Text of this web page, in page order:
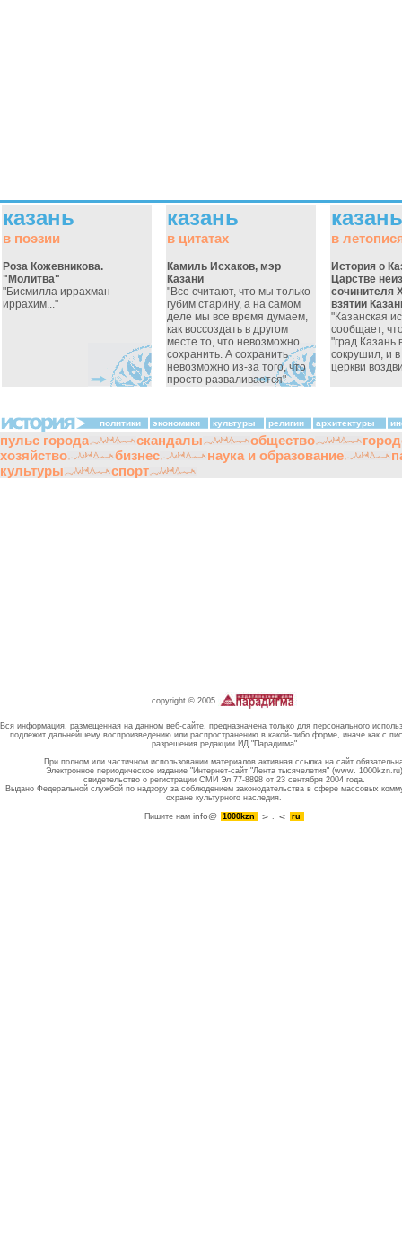
казань
в поэзии
Роза Кожевникова.
"Молитва"
"Бисмилла иррахман
иррахим..."
казань
в цитатах
Камиль Исхаков, мэр
Казани
"Все считают, что мы только
губим старину, а на самом
деле мы все время думаем,
как воссоздать в другом
месте то, что невозможно
сохранить. А сохранить
невозможно из-за того, что
просто разваливается"
казань
в
История о
Царстве
сочинителя
взятии
"Казанская
сообщает,
"град Казань
сокрушил, и
церкви
политики экономики культуры религии архитектуры
пульс города скандалы общество
хозяйство
бизнес наука и образование
культуры
спорт
copyright © 2005
Вся информация, размещенная на данном веб-сайте, предназначена только для персонального
подлежит дальнейшему воспроизведению или распространению в какой-либо форме, иначе как с
разрешения редакции ИД "Парадигма"
При полном или частичном использовании материалов активная ссылка на сайт
Электронное периодическое издание "Интернет-сайт "Лента тысячелетия" (www. 1000kzn.ru)
свидетельство о регистрации СМИ Эл 77-8898 от 23 сентября 2004 года.
Выдано Федеральной службой по надзору за соблюдением законодательства в сфере массовых
охране культурного наследия.
Пишите намinfo@ 1000kzn . ru